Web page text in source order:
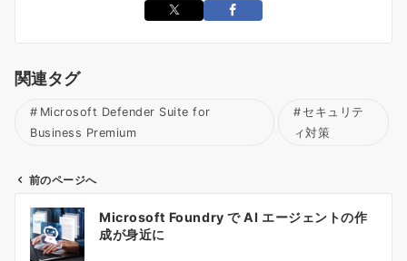
関連タグ
Microsoft Defender Suite for
Business Premium
セキュリテ
ィ対策
前のページへ
Microsoft Foundry で AI エージェントの作
成が身近に